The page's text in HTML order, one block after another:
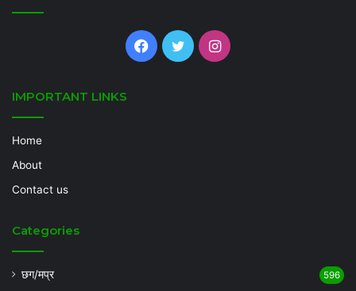
Facebook
TwitterInstagram
IMPORTANT LINKS
Home
About
Contact us
Categories
छग/मप्र 596